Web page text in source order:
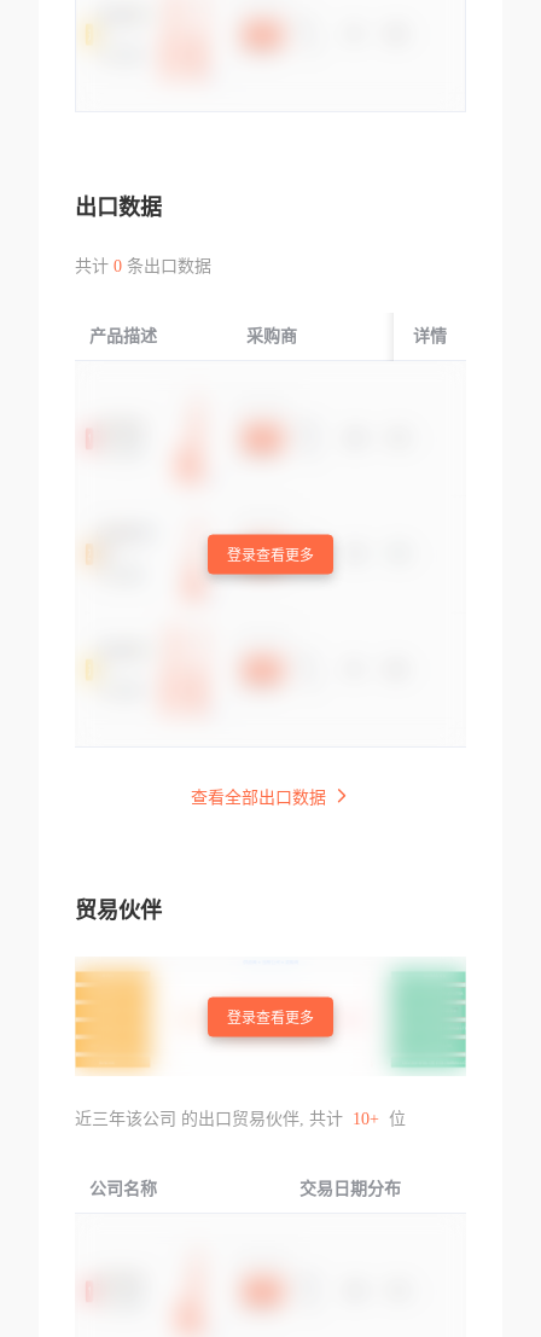
出口数据
共计 0条出口数据
产品描述 采购商 起运国/地区
详情
登录查看更多
查看全部出口数据
贸易伙伴
登录查看更多
近三年该公司 的出口贸易伙伴, 共计 10+ 位
公司名称 交易日期分布